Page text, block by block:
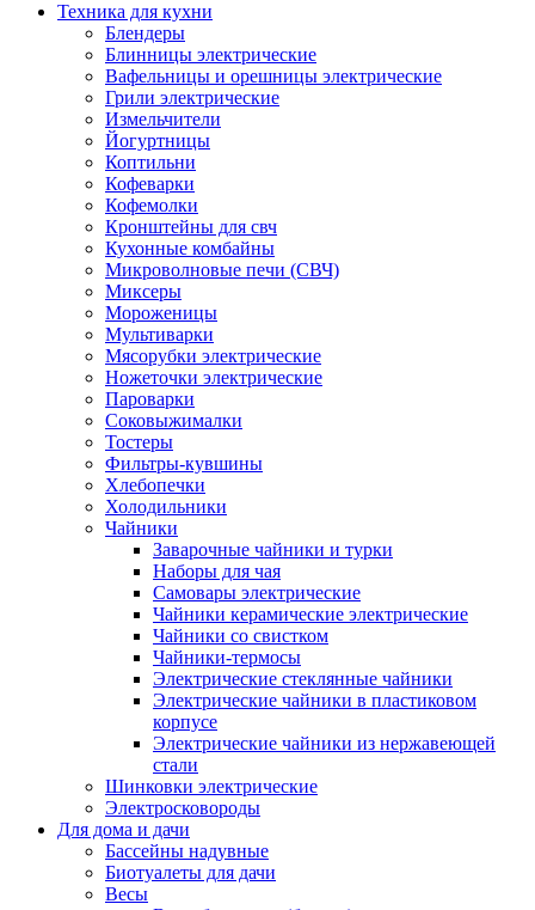
Техника для кухни
Блендеры
Блинницы электрические
Вафельницы и орешницы электрические
Грили электрические
Измельчители
Йогуртницы
Коптильни
Кофеварки
Кофемолки
Кронштейны для свч
Кухонные комбайны
Микроволновые печи (СВЧ)
Миксеры
Мороженицы
Мультиварки
Мясорубки электрические
Ножеточки электрические
Пароварки
Соковыжималки
Тостеры
Фильтры-кувшины
Хлебопечки
Холодильники
Чайники
Заварочные чайники и турки
Наборы для чая
Самовары электрические
Чайники керамические электрические
Чайники со свистком
Чайники-термосы
Электрические стеклянные чайники
Электрические чайники в пластиковом
корпусе
Электрические чайники из нержавеющей
стали
Шинковки электрические
Электросковороды
Для дома и дачи
Бассейны надувные
Биотуалеты для дачи
Весы